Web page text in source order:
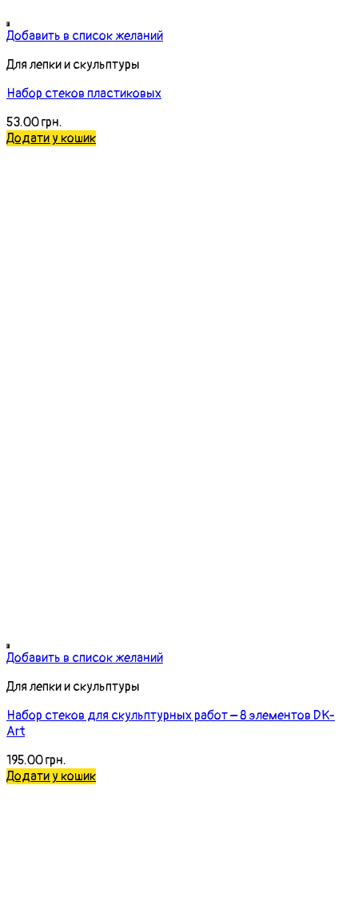
Добавить в список желаний
Для лепки и скульптуры
Набор стеков пластиковых
53.00грн.
Додати у кошик